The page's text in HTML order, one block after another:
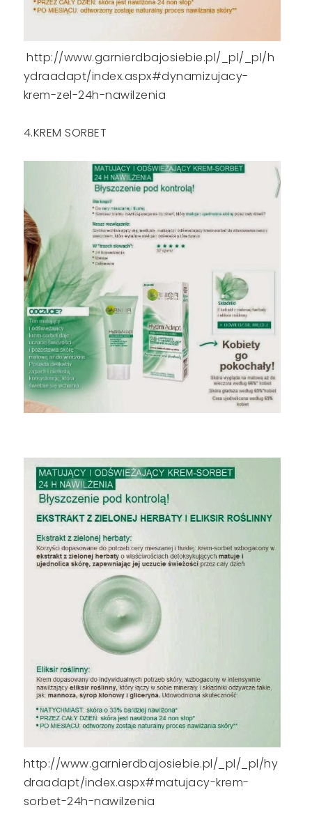
http://www.garnierdbajosiebie.pl/_pl/_pl/h
ydraadapt/index.aspx#dynamizujacy-
krem-zel-24h-nawilzenia
4.KREM SORBET
http://www.garnierdbajosiebie.pl/_pl/_pl/hy
draadapt/index.aspx#matujacy-krem-
sorbet-24h-nawilzenia